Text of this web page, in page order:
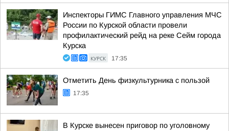
Инспекторы ГИМС Главного управления МЧС
России по Курской области провели
профилактический рейд на реке Сейм города
Курска
КУРСК 17:35
Отметить День физкультурника с пользой
17:35
В Курске вынесен приговор по уголовному